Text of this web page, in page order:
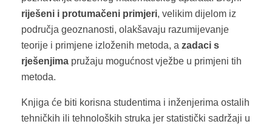
riješeni i protumačeni primjeri, velikim dijelom iz
područja geoznanosti, olakšavaju razumijevanje
teorije i primjene izloženih metoda, a zadaci s
rješenjima pružaju mogućnost vježbe u primjeni tih
metoda.
Knjiga će biti korisna studentima i inženjerima ostalih
tehničkih ili tehnoloških struka jer statistički sadržaji u